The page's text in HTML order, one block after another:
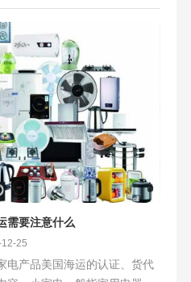
场新机遇。
需要注意什么
25
电产品美国海运的认证、货代